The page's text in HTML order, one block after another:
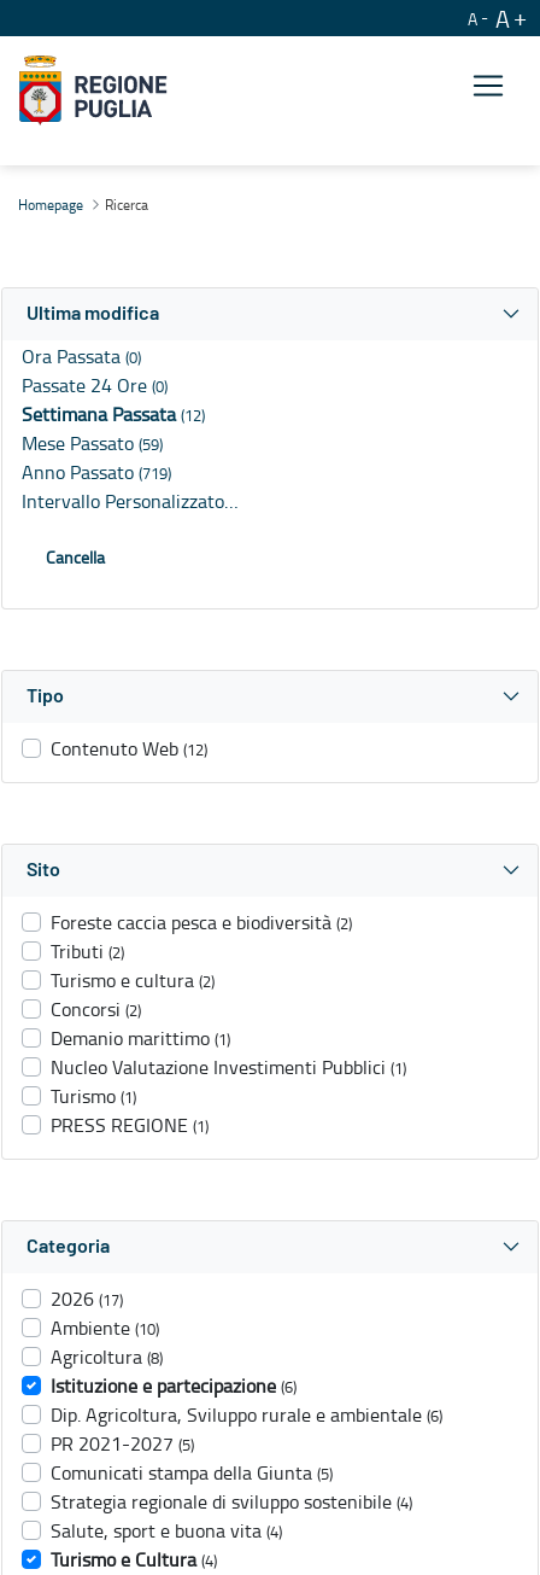
A A
Homepage Ricerca
Ultima modifica
Ora Passata (0)
Passate 24 Ore (0)
Settimana Passata(12)
Mese Passato (59)
Anno Passato (719)
Intervallo Personalizzato…
Cancella
Tipo
Contenuto Web (12)
Sito
Foreste caccia pesca e biodiversità (2)
Tributi (2)
Turismo e cultura (2)
Concorsi (2)
Demanio marittimo (1)
Nucleo Valutazione Investimenti Pubblici (1)
Turismo (1)
PRESS REGIONE (1)
Categoria
2026 (17)
Ambiente (10)
Agricoltura (8)
Istituzione e partecipazione (6)
Dip. Agricoltura, Sviluppo rurale e ambientale (6)
PR 2021-2027 (5)
Comunicati stampa della Giunta (5)
Strategia regionale di sviluppo sostenibile (4)
Salute, sport e buona vita (4)
Turismo e Cultura (4)